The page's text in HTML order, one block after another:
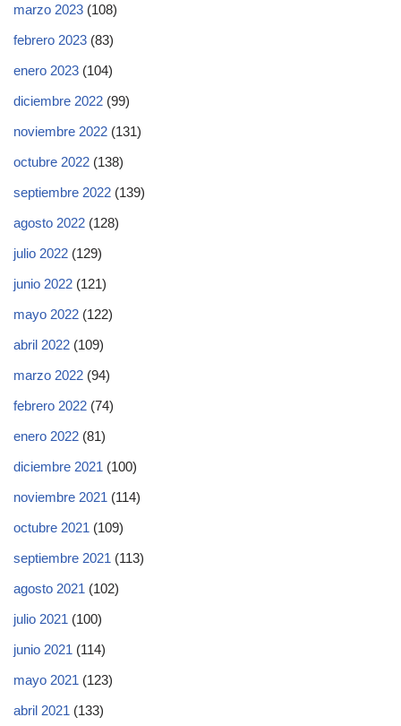
marzo 2023 (108)
febrero 2023 (83)
enero 2023 (104)
diciembre 2022 (99)
noviembre 2022 (131)
octubre 2022 (138)
septiembre 2022 (139)
agosto 2022 (128)
julio 2022 (129)
junio 2022 (121)
mayo 2022 (122)
abril 2022 (109)
marzo 2022 (94)
febrero 2022 (74)
enero 2022 (81)
diciembre 2021 (100)
noviembre 2021 (114)
octubre 2021 (109)
septiembre 2021 (113)
agosto 2021 (102)
julio 2021 (100)
junio 2021 (114)
mayo 2021 (123)
abril 2021 (133)